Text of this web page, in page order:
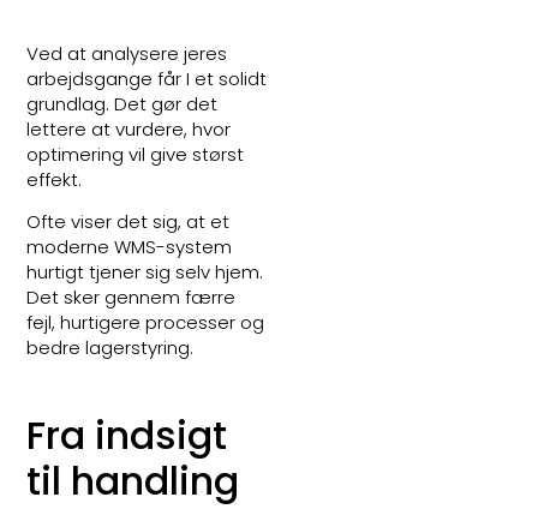
Ved at analysere jeres
arbejdsgange får I et solidt
grundlag. Det gør det
lettere at vurdere, hvor
optimering vil give størst
effekt.
Ofte viser det sig, at et
moderne WMS-system
hurtigt tjener sig selv hjem.
Det sker gennem færre
fejl, hurtigere processer og
bedre lagerstyring.
Fra indsigt
til handling